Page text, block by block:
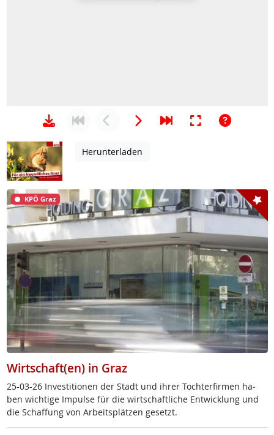
Herunterladen
KPÖ Graz
Wirtschaft(en) in Graz
25-03-26 In­ves­ti­tio­nen der Stadt und ih­rer Toch­ter­fir­men ha­
ben wich­ti­ge Im­pul­se für die wirt­schaft­li­che Ent­wick­lung und
die Schaf­fung von Ar­beits­plät­zen ge­setzt.